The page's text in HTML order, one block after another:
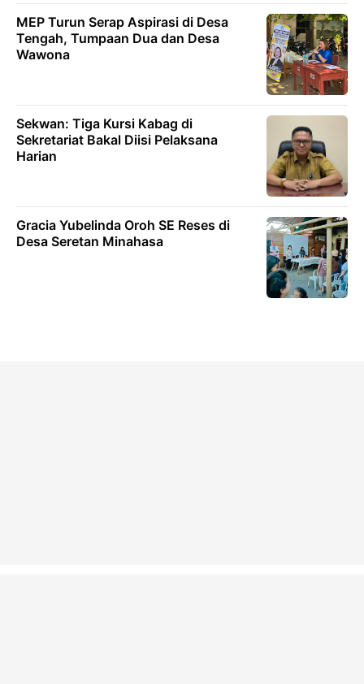
MEP Turun Serap Aspirasi di Desa
Tengah, Tumpaan Dua dan Desa
Wawona
Sekwan: Tiga Kursi Kabag di
Sekretariat Bakal Diisi Pelaksana
Harian
Gracia Yubelinda Oroh SE Reses di
Desa Seretan Minahasa